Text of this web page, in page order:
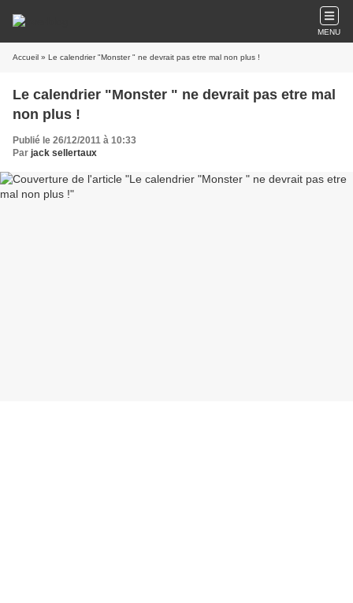
MENU
Accueil » Le calendrier "Monster " ne devrait pas etre mal non plus !
Le calendrier "Monster " ne devrait pas etre mal
non plus !
Publié le 26/12/2011 à 10:33
Par jack sellertaux